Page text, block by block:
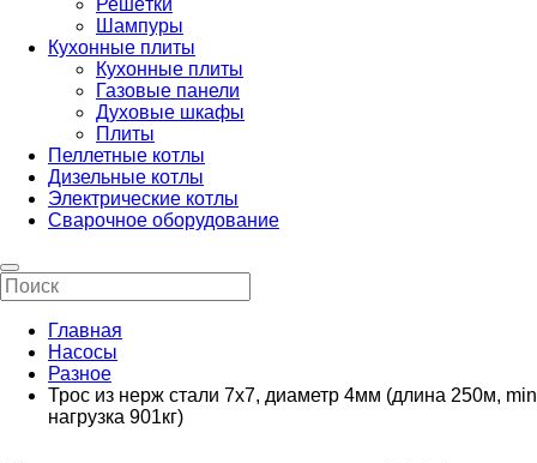
Решётки
Шампуры
Кухонные плиты
Кухонные плиты
Газовые панели
Духовые шкафы
Плиты
Пеллетные котлы
Дизельные котлы
Электрические котлы
Сварочное оборудование
Главная
Насосы
Разное
Трос из нерж стали 7х7, диаметр 4мм (длина 250м, min
нагрузка 901кг)